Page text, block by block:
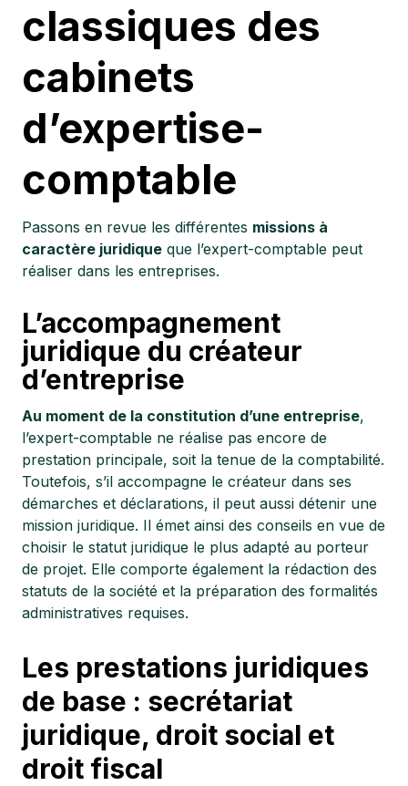
classiques des
cabinets
d’expertise-
comptable
Passons en revue les différentes missions à
caractère juridique que l’expert-comptable peut
réaliser dans les entreprises.
L’accompagnement
juridique du créateur
d’entreprise
Au moment de la constitution d’une entreprise,
l’expert-comptable ne réalise pas encore de
prestation principale, soit la tenue de la comptabilité.
Toutefois, s’il accompagne le créateur dans ses
démarches et déclarations, il peut aussi détenir une
mission juridique. Il émet ainsi des conseils en vue de
choisir le statut juridique le plus adapté au porteur
de projet. Elle comporte également la rédaction des
statuts de la société et la préparation des formalités
administratives requises.
Les prestations juridiques
de base : secrétariat
juridique, droit social et
droit fiscal